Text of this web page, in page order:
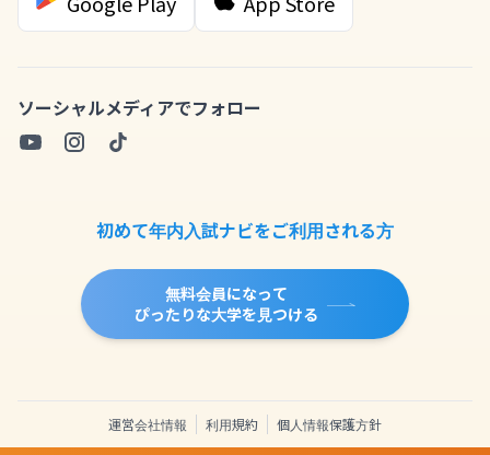
ソーシャルメディアでフォロー
初めて年内入試ナビをご利用される方
無料会員になって
ぴったりな大学を見つける
運営会社情報 利用規約 個人情報保護方針